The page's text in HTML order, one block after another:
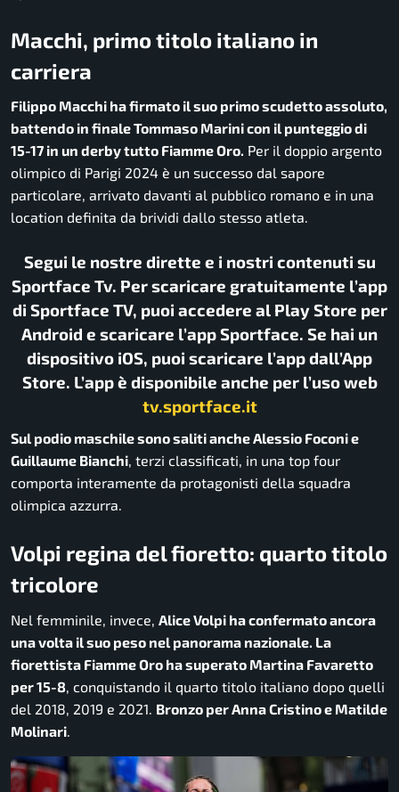
Macchi, primo titolo italiano in
carriera
Filippo Macchi ha firmato il suo primo scudetto assoluto,
battendo in finale Tommaso Marini con il punteggio di
15-17 in un derby tutto Fiamme Oro. Per il doppio argento
olimpico di Parigi 2024 è un successo dal sapore
particolare, arrivato davanti al pubblico romano e in una
location definita da brividi dallo stesso atleta.
Segui le nostre dirette e i nostri contenuti su
Sportface Tv. Per scaricare gratuitamente l’app
di Sportface TV, puoi accedere al Play Store per
Android e scaricare l’app Sportface. Se hai un
dispositivo iOS, puoi scaricare l’app dall’App
Store. L’app è disponibile anche per l’uso web
tv.sportface.it
Sul podio maschile sono saliti anche Alessio Foconi e
Guillaume Bianchi, terzi classificati, in una top four
comporta interamente da protagonisti della squadra
olimpica azzurra.
Volpi regina del fioretto: quarto titolo
tricolore
Nel femminile, invece, Alice Volpi ha confermato ancora
una volta il suo peso nel panorama nazionale. La
fiorettista Fiamme Oro ha superato Martina Favaretto
per 15-8 , conquistando il quarto titolo italiano dopo quelli
del 2018, 2019 e 2021. Bronzo per Anna Cristino e Matilde
Molinari